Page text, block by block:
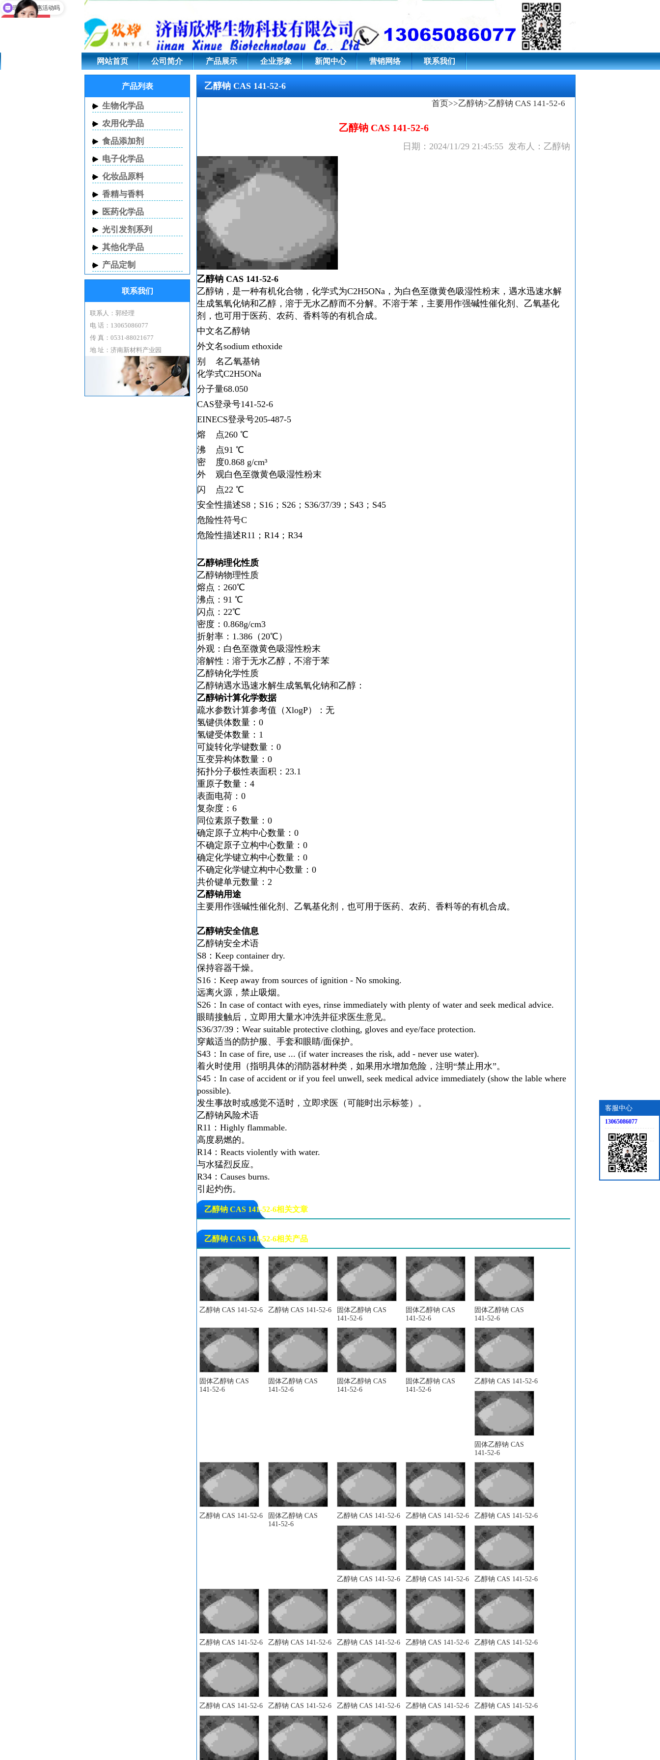
乙醇钠 CAS 141-52-6
网站首页 公司简介 产品展示 企业形象 新闻中心 营销网络 联系我们
乙醇钠 CAS 141-52-6
首页>>乙醇钠>乙醇钠 CAS 141-52-6
乙醇钠 CAS 141-52-6
日期：2024/11/29 21:45:55 发布人：乙醇钠
乙醇钠 CAS 141-52-6
乙醇钠，是一种有机化合物，化学式为C2H5ONa，为白色至微黄色吸湿性粉末，遇水迅速水解
生成氢氧化钠和乙醇，溶于无水乙醇而不分解。不溶于苯，主要用作强碱性催化剂、乙氧基化
剂，也可用于医药、农药、香料等的有机合成。
中文名 乙醇钠
外文名sodium ethoxide
别 名 乙氧基钠
化学式C2H5ONa
分子量68.050
CAS登录号141-52-6
EINECS登录号205-487-5
熔 点260 ℃
沸 点91 ℃
密 度0.868 g/cm³
外 观白色至微黄色吸湿性粉末
闪 点22 ℃
安全性描述S8；S16；S26；S36/37/39；S43；S45
危险性符号C
危险性描述R11；R14；R34
乙醇钠理化性质
乙醇钠物理性质
熔点：260℃
沸点：91 ℃
闪点：22℃
密度：0.868g/cm3
折射率：1.386（20℃）
外观：白色至微黄色吸湿性粉末
溶解性：溶于无水乙醇，不溶于苯
乙醇钠化学性质
乙醇钠遇水迅速水解生成氢氧化钠和乙醇：
乙醇钠计算化学数据
疏水参数计算参考值（XlogP）：无
氢键供体数量：0
氢键受体数量：1
可旋转化学键数量：0
互变异构体数量：0
拓扑分子极性表面积：23.1
重原子数量：4
表面电荷：0
复杂度：6
同位素原子数量：0
确定原子立构中心数量：0
不确定原子立构中心数量：0
确定化学键立构中心数量：0
不确定化学键立构中心数量：0
共价键单元数量：2
乙醇钠用途
主要用作强碱性催化剂、乙氧基化剂，也可用于医药、农药、香料等的有机合成。
乙醇钠安全信息
乙醇钠安全术语
S8：Keep container dry.
保持容器干燥。
S16：Keep away from sources of ignition - No smoking.
远离火源，禁止吸烟。
S26：In case of contact with eyes, rinse immediately with plenty of water and seek medical advice.
眼睛接触后，立即用大量水冲洗并征求医生意见。
S36/37/39：Wear suitable protective clothing, gloves and eye/face protection.
穿戴适当的防护服、手套和眼睛/面保护。
S43：In case of fire, use ... (if water increases the risk, add - never use water).
着火时使用（指明具体的消防器材种类，如果用水增加危险，注明“禁止用水”。
S45：In case of accident or if you feel unwell, seek medical advice immediately (show the lable where
possible).
发生事故时或感觉不适时，立即求医（可能时出示标签）。
乙醇钠风险术语
R11：Highly flammable.
高度易燃的。
R14：Reacts violently with water.
与水猛烈反应。
R34：Causes burns.
引起灼伤。
乙醇钠 CAS 141-52-6相关文章
乙醇钠 CAS 141-52-6相关产品
乙醇钠 CAS 141-52-6 乙醇钠 CAS 141-52-6
固体乙醇钠 CAS
141-52-6
固体乙醇钠 CAS
141-52-6
固体乙醇钠 CAS
141-52-6
固体乙醇钠 CAS
141-52-6
固体乙醇钠 CAS
141-52-6
固体乙醇钠 CAS
141-52-6
固体乙醇钠 CAS
141-52-6
乙醇钠 CAS 141-52-6
固体乙醇钠 CAS
141-52-6
乙醇钠 CAS 141-52-6
固体乙醇钠 CAS
141-52-6
乙醇钠 CAS 141-52-6 乙醇钠 CAS 141-52-6 乙醇钠 CAS 141-52-6
乙醇钠 CAS 141-52-6 乙醇钠 CAS 141-52-6 乙醇钠 CAS 141-52-6
乙醇钠 CAS 141-52-6 乙醇钠 CAS 141-52-6 乙醇钠 CAS 141-52-6 乙醇钠 CAS 141-52-6 乙醇钠 CAS 141-52-6
乙醇钠 CAS 141-52-6 乙醇钠 CAS 141-52-6 乙醇钠 CAS 141-52-6 乙醇钠 CAS 141-52-6 乙醇钠 CAS 141-52-6
产品列表
生物化学品
农用化学品
食品添加剂
电子化学品
化妆品原料
香精与香料
医药化学品
光引发剂系列
其他化学品
产品定制
联系我们
联系人：郭经理
电 话：13065086077
传 真：0531-88021677
地 址：济南新材料产业园
客服中心
13065086077
现在有优惠活动吗